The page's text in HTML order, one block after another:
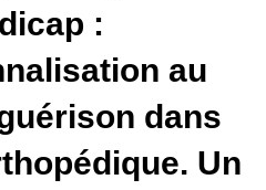
:
au
dans
Un